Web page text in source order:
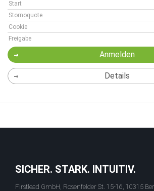
Start
Stornoquote
Cookie
Freigabe
Anmelden
Details
SICHER. STARK. INTUITIV.
Firstlead GmbH, Rosenfelder St. 15-16, 10315